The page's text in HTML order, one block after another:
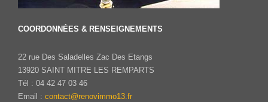
COORDONNÉES & RENSEIGNEMENTS
22 rue Des Saladelles Zac Des Etangs
13920 SAINT MITRE LES REMPARTS
Tél : 04 42 47 03 46
Email : contact@renovimmo13.fr